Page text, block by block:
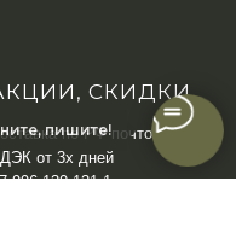
СКИДКИ
по РФ почтой или
от 3х дней
996 130 131 1
пишите!